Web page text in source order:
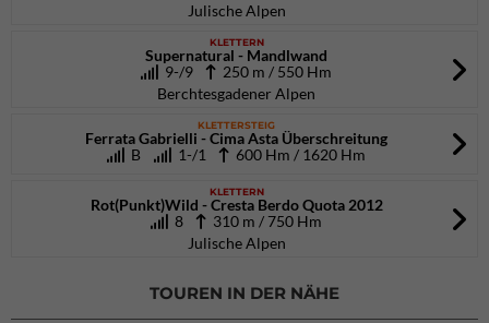
Julische Alpen
KLETTERN
Supernatural - Mandlwand
9-/9
250 m / 550 Hm
Berchtesgadener Alpen
KLETTERSTEIG
Ferrata Gabrielli - Cima Asta Überschreitung
B
1-/1 600 Hm / 1620 Hm
KLETTERN
Rot(Punkt)Wild - Cresta Berdo Quota 2012
8
310 m / 750 Hm
Julische Alpen
TOUREN IN DER NÄHE